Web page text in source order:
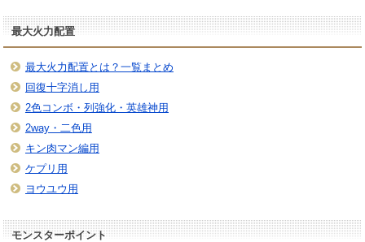
最大火力配置
最大火力配置とは？一覧まとめ
回復十字消し用
2色コンボ・列強化・英雄神用
2way・二色用
キン肉マン編用
ケプリ用
ヨウユウ用
モンスターポイント